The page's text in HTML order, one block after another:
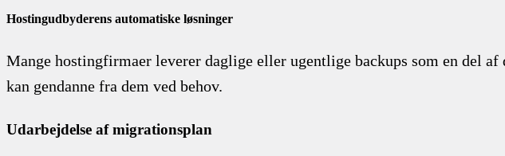
Hostingudbyderens automatiske løsninger
Mange hostingfirmaer leverer daglige eller ugentlige backups som en del
kan gendanne fra dem ved behov.
Udarbejdelse af migrationsplan